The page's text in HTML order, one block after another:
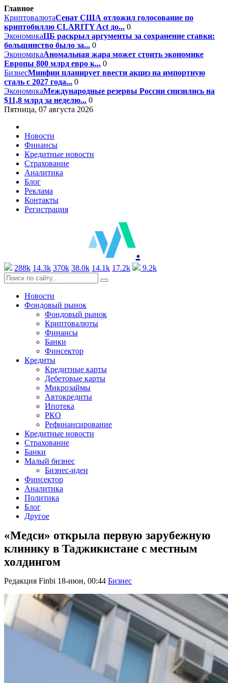
Главное
КриптовалютаСенат США отложил голосование по
криптобиллю CLARITY Act до... 0
ЭкономикаЦБ раскрыл аргументы за сохранение ставки:
большинство было за... 0
ЭкономикаАномальная жара может стоить экономике
Европы 800 млрд евро к... 0
БизнесМинфин планирует ввести акциз на импортную
сталь с 2027 года... 0
ЭкономикаМеждународные резервы России снизились на
$11,8 млрд за неделю... 0
Пятница, 07 августа 2026
Новости
Финансы
Кредитные новости
Страхование
Аналитика
Блог
Реклама
Контакты
Регистрация
.
288k 14.3k 370k 38.0k 14.1k 17.2k 9.2k
Новости
Фондовый рынок
Фондовый рынок
Криптовалюты
Финансы
Банки
Финсектор
Кредиты
Кредитные карты
Дебетовые карты
Микрозаймы
Автокредиты
Ипотека
РКО
Рефинансирование
Кредитные новости
Страхование
Банки
Малый бизнес
Бизнес-идеи
Финсектор
Аналитика
Политика
Блог
Другое
«Медси» открыла первую зарубежную
клинику в Таджикистане с местным
холдингом
Редакция Finbi 18-июн, 00:44 Бизнес